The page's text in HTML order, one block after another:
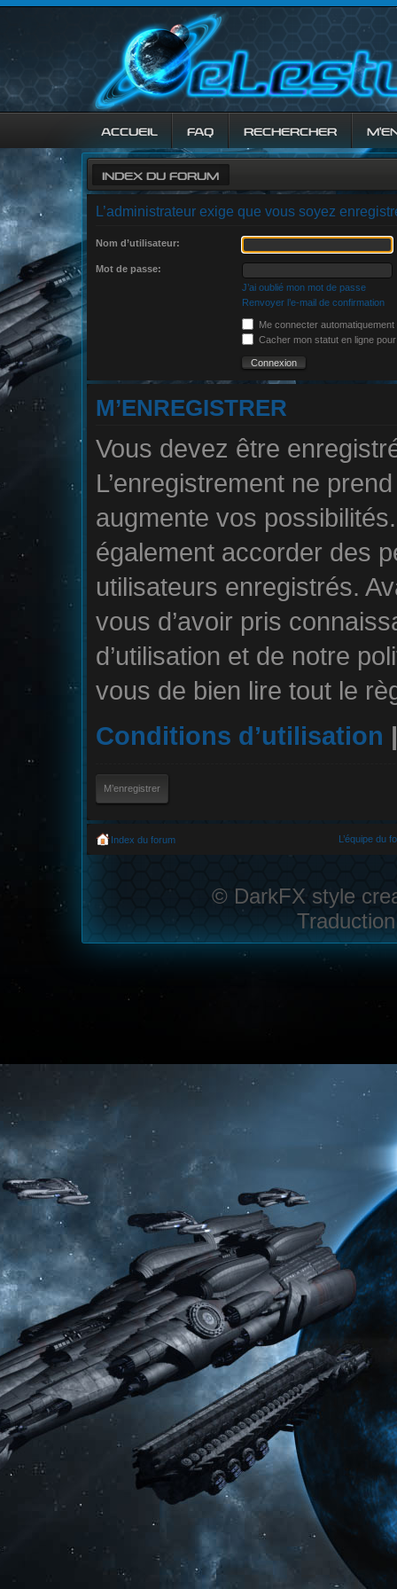
ACCUEIL FAQ RECHERCHER
INDEX DU FORUM
L’administrateur exige que vous soyez
Nom d’utilisateur:
Mot de passe:
J’ai oublié mon mot de passe
Renvoyer l’e-mail de confirmation
Me connecter
Cacher mon statut en ligne
M’ENREGISTRER
Vous devez être
L’enregistrement ne
augmente vos
également accorder des
utilisateurs enregistrés.
vous d’avoir pris
d’utilisation et de notre
vous de bien lire tout le
Conditions d’utilisation
M’enregistrer
Index du forum L’équipe du
© DarkFX style